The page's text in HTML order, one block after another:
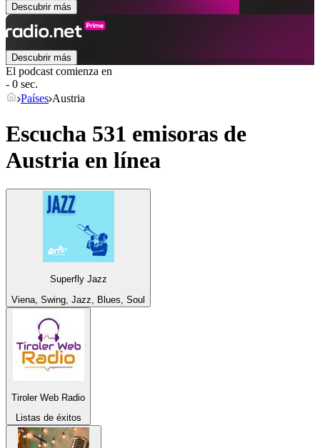
Descubrir más
Descubrir más
El podcast comienza en
- 0 sec.
Países Austria
Escucha 531 emisoras de
Austria en línea
Superfly Jazz
Viena, Swing, Jazz, Blues, Soul
Tiroler Web Radio
Listas de éxitos